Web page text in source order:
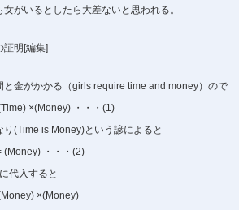
女がいるとしたら大差ないと思われる。
証明[編集]
と金がかかる（girls require time and money）ので
×(Money) ・・・(1)
り(Time is Money)という諺によると
(Money) ・・・(2)
代入すると
×(Money)